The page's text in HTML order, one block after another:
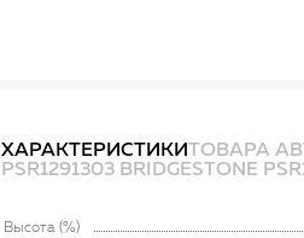
ХАРАКТЕРИСТИКИТОВАРА
PSR1291303 BRIDGESTONE
Высота (%)